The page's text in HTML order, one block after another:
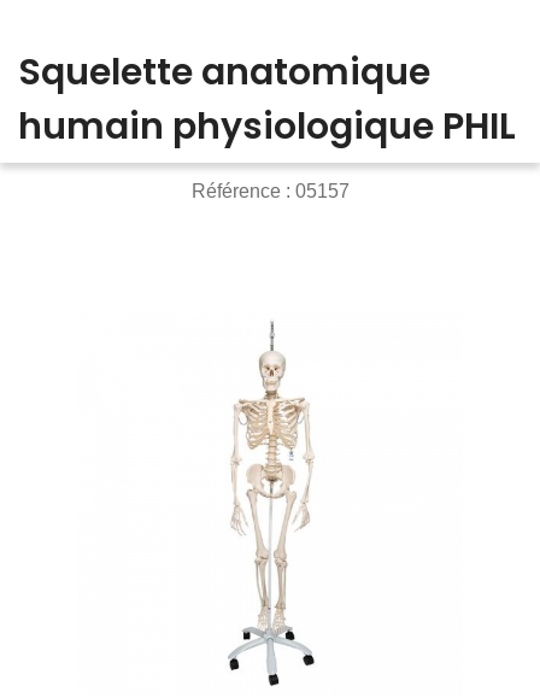
Squelette anatomique
humain physiologique PHIL
Référence : 05157